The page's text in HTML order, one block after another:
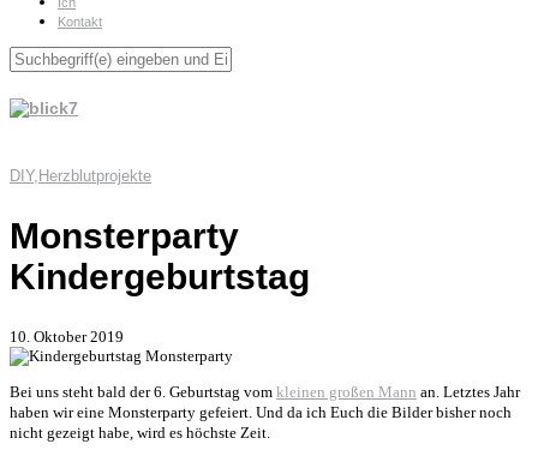
Kontakt
DIY, Herzblutprojekte
Monsterparty
Kindergeburtstag
10. Oktober 2019
Bei uns steht bald der 6. Geburtstag vom kleinen großen Mann an. Letztes Jahr
haben wir eine Monsterparty gefeiert. Und da ich Euch die Bilder bisher noch
nicht gezeigt habe, wird es höchste Zeit.